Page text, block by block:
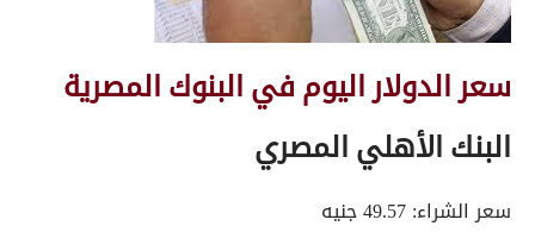
سعر الدولار اليوم في البنوك المصرية
البنك الأهلي المصري
سعر الشراء: 49.57 جنيه